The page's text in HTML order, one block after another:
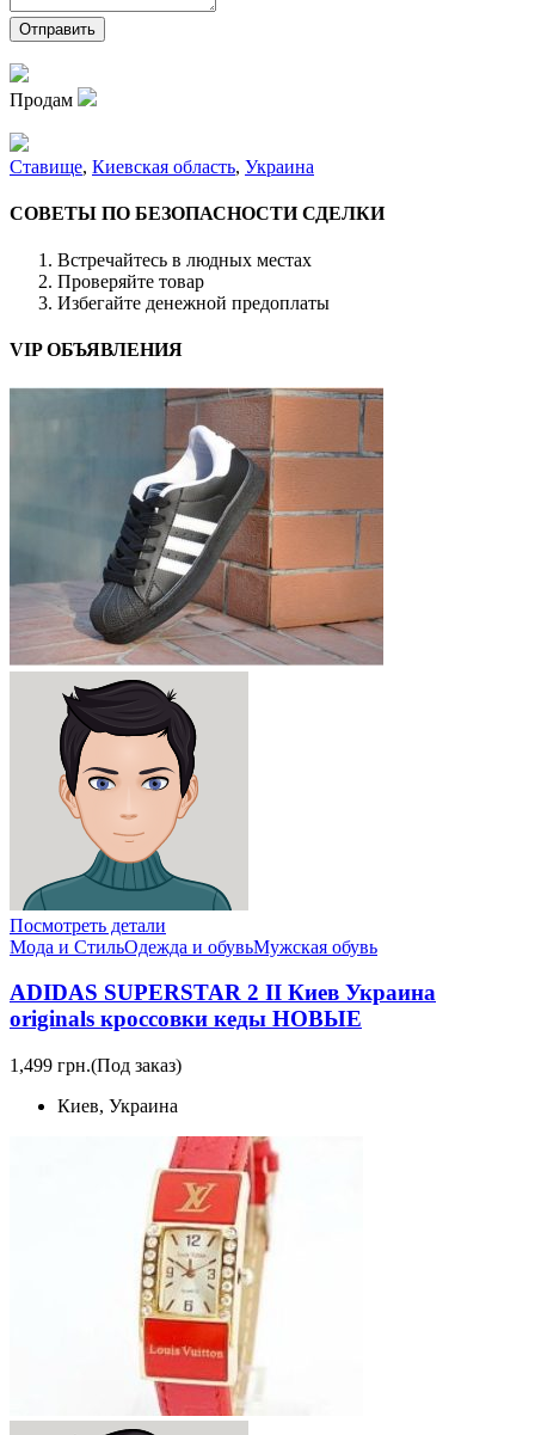
Продам
Ставище, Киевская область, Украина
СОВЕТЫ ПО БЕЗОПАСНОСТИ СДЕЛКИ
Встречайтесь в людных местах
Проверяйте товар
Избегайте денежной предоплаты
VIP ОБЪЯВЛЕНИЯ
Посмотреть детали
Мода и СтильОдежда и обувьМужская обувь
ADIDAS SUPERSTAR 2 II Киев Украина
originals кроссовки кеды НОВЫЕ
1,499 грн.(Под заказ)
Киев, Украина